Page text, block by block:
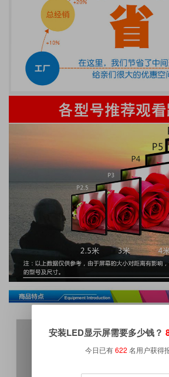
安装LED显示屏需要多少钱？
今日已有622 名用户获得